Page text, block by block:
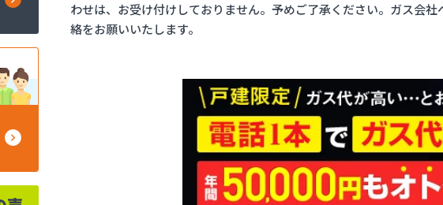
わせは、お受け付けしておりません。予めご了承ください。ガス会
絡をお願いいたします。